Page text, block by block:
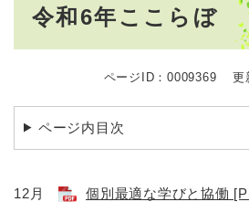
令和6年ここらぼ
ページID：0009369 更
ページ内目次
12月
個別最適な学びと協働